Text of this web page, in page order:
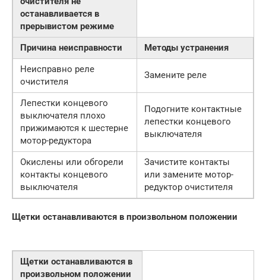
останавливается в
прерывистом режиме
Причина неисправности
Методы устранения
Неисправно реле
очистителя
Замените реле
Лепестки концевого
выключателя плохо
прижимаются к шестерне
мотор-редуктора
Подогните контактные
лепестки концевого
выключателя
Окислены или обгорели
контакты концевого
выключателя
Зачистите контакты
или замените мотор-
редуктор очистителя
Щетки останавливаются в произвольном положении
Щетки останавливаются в
произвольном положении